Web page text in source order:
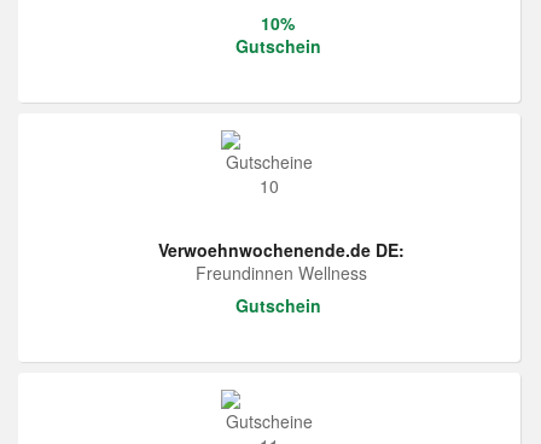
10%
Gutschein
Verwoehnwochenende.de DE:
Freundinnen Wellness
Gutschein